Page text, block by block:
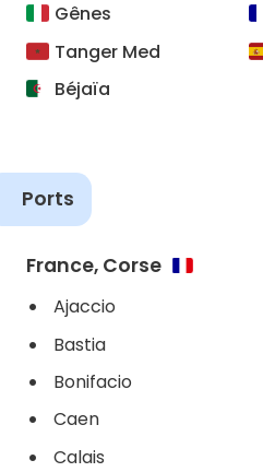
Gênes
Tanger Med
Béjaïa
Ports
France, Corse
Ajaccio
Bastia
Bonifacio
Caen
Calais